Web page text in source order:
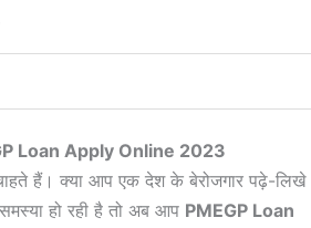
Loan Apply Online 2023
हैं। क्या आप एक देश के बेरोजगार पढ़े-लिखे
हो रही है तो अब आप PMEGP Loan